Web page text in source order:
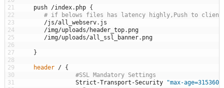
21
22
23
24
25
26
27
28
29
30
31
push /index. php {
# if belows files has latency highly,Push to
/js/all_webserv. js
/img/uploads/header_top. png
/img/uploads/all_ssl_banner. png
}
header / {
#SSL Mandatory Settings
Strict -Transport -Security
"max-